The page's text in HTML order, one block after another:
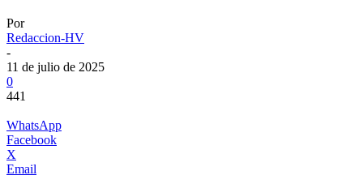
Por
Redaccion-HV
-
11 de julio de 2025
0
441
WhatsApp
Facebook
X
Email